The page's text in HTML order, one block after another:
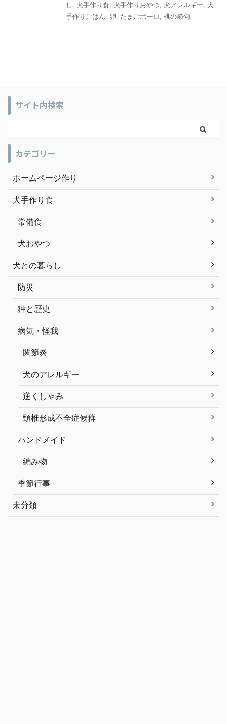
し
犬手作り食 犬手作りおやつ 犬アレルギー
犬
手作りごはん
卵 たまごボーロ 桃の節句
サイト内検索
カテゴリー
ホームページ作り
犬手作り食
常備食
犬おやつ
犬との暮らし
防災
狆と歴史
病気・怪我
関節炎
犬のアレルギー
逆くしゃみ
頸椎形成不全症候群
ハンドメイド
編み物
季節行事
未分類